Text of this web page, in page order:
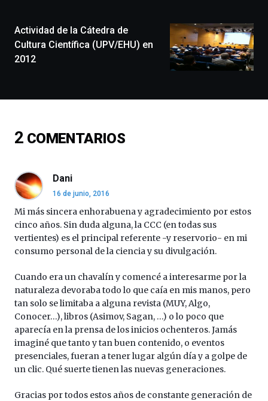
monólogos,
exposiciones,
docufórums
de
16
4
de
octubre.
La
organizada
por
Cátedra…
Actividad de la Cátedra de
Cultura Científica (UPV/EHU) en
2012
2 COMENTARIOS
Dani
16 de junio, 2016
Mi más sincera enhorabuena y agradecimiento por estos
cinco años. Sin duda alguna, la CCC (en todas sus
vertientes) es el principal referente -y reservorio- en mi
consumo personal de la ciencia y su divulgación.
Cuando era un chavalín y comencé a interesarme por la
naturaleza devoraba todo lo que caía en mis manos, pero
tan solo se limitaba a alguna revista (MUY, Algo,
Conocer…), libros (Asimov, Sagan, …) o lo poco que
aparecía en la prensa de los inicios ochenteros. Jamás
imaginé que tanto y tan buen contenido, o eventos
presenciales, fueran a tener lugar algún día y a golpe de
un clic. Qué suerte tienen las nuevas generaciones.
Gracias por todos estos años de constante generación de